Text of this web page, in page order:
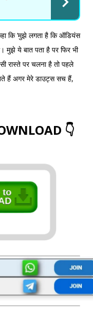
कि ‘मुझे लगता है कि ऑडियंस
ये बात पता है पर फिर भी
रास्ते पर चलना है तो पहले
हैं अगर मेरे डाउट्स सच हैं,
👇